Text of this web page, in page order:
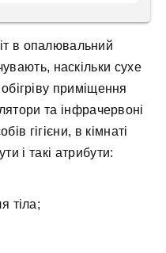
в опалювальний
наскільки сухе
приміщення
та інфрачервоні
гігієни, в кімнаті
і такі атрибути:
тіла;